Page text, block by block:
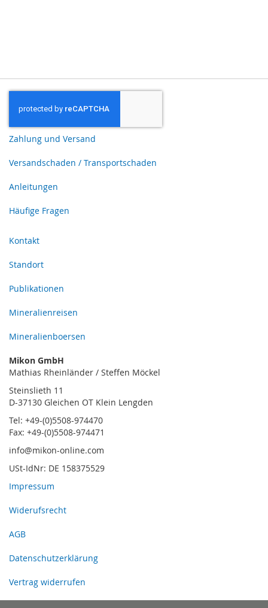
Zahlung und Versand
Versandschaden / Transportschaden
Anleitungen
Häufige Fragen
Kontakt
Standort
Publikationen
Mineralienreisen
Mineralienboersen
Mikon GmbH
Mathias Rheinländer / Steffen Möckel
Steinslieth 11
D-37130 Gleichen OT Klein Lengden
Tel: +49-(0)5508-974470
Fax: +49-(0)5508-974471
info@mikon-online.com
USt-IdNr: DE 158375529
Impressum
Widerufsrecht
AGB
Datenschutzerklärung
Vertrag widerrufen